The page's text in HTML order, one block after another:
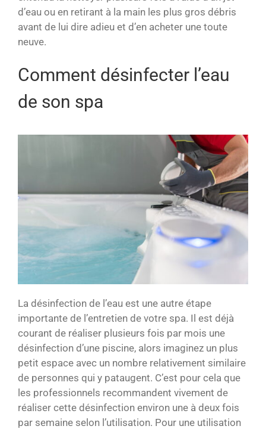
d’eau ou en retirant à la main les plus gros débris
avant de lui dire adieu et d’en acheter une toute
neuve.
Comment désinfecter l’eau
de son spa
La désinfection de l’eau est une autre étape
importante de l’entretien de votre spa. Il est déjà
courant de réaliser plusieurs fois par mois une
désinfection d’une piscine, alors imaginez un plus
petit espace avec un nombre relativement similaire
de personnes qui y pataugent. C’est pour cela que
les professionnels recommandent vivement de
réaliser cette désinfection environ une à deux fois
par semaine selon l’utilisation. Pour une utilisation